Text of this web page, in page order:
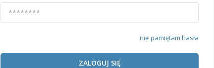
nie pamiętam hasła
ZALOGUJ SIĘ